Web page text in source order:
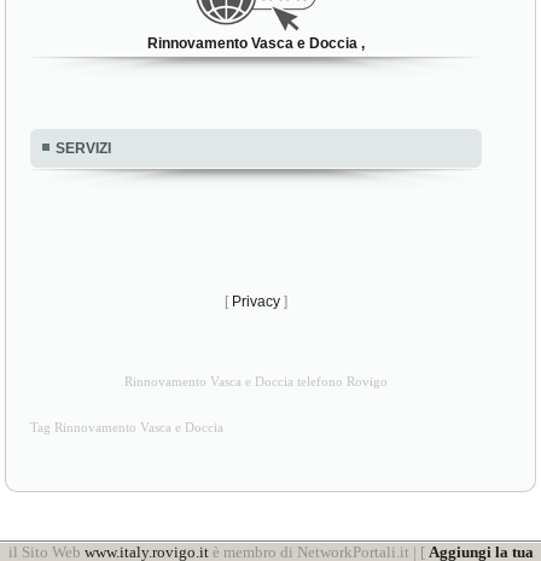
Rinnovamento Vasca e Doccia ,
SERVIZI
[ Privacy ]
Rinnovamento Vasca e Doccia telefono Rovigo
Tag Rinnovamento Vasca e Doccia
il Sito Web www.italy.rovigo.itè membro di NetworkPortali.it | [ Aggiungi la tua